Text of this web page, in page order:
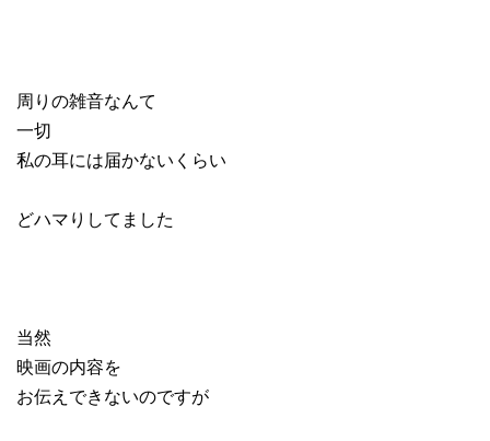
周りの雑音なんて
一切
私の耳には届かないくらい
どハマりしてました
当然
映画の内容を
お伝えできないのですが